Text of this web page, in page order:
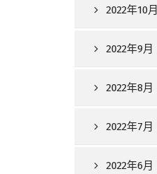
2022年10月
2022年9月
2022年8月
2022年7月
2022年6月